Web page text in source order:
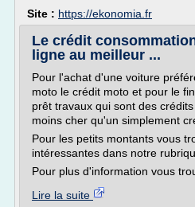
Site : https://ekonomia.fr
Le crédit
ligne au meilleur ...
Pour l'achat d'une voiture
moto le crédit moto et pour le
prêt travaux qui sont des
moins cher qu'un simplement
Pour les petits montants vous
intéressantes dans notre
Pour plus d'information vous
Lire la suite